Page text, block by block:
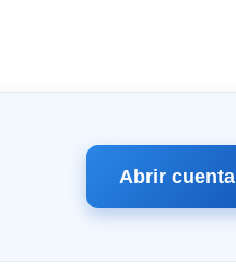
Abrir cuenta